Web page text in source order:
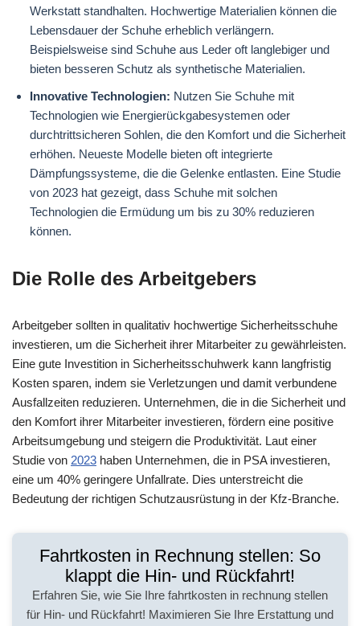
Werkstatt standhalten. Hochwertige Materialien können die
Lebensdauer der Schuhe erheblich verlängern.
Beispielsweise sind Schuhe aus Leder oft langlebiger und
bieten besseren Schutz als synthetische Materialien.
Innovative Technologien: Nutzen Sie Schuhe mit
Technologien wie Energierückgabesystemen oder
durchtrittsicheren Sohlen, die den Komfort und die Sicherheit
erhöhen. Neueste Modelle bieten oft integrierte
Dämpfungssysteme, die die Gelenke entlasten. Eine Studie
von 2023 hat gezeigt, dass Schuhe mit solchen
Technologien die Ermüdung um bis zu 30% reduzieren
können.
Die Rolle des Arbeitgebers
Arbeitgeber sollten in qualitativ hochwertige Sicherheitsschuhe
investieren, um die Sicherheit ihrer Mitarbeiter zu gewährleisten.
Eine gute Investition in Sicherheitsschuhwerk kann langfristig
Kosten sparen, indem sie Verletzungen und damit verbundene
Ausfallzeiten reduzieren. Unternehmen, die in die Sicherheit und
den Komfort ihrer Mitarbeiter investieren, fördern eine positive
Arbeitsumgebung und steigern die Produktivität. Laut einer
Studie von 2023 haben Unternehmen, die in PSA investieren,
eine um 40% geringere Unfallrate. Dies unterstreicht die
Bedeutung der richtigen Schutzausrüstung in der Kfz-Branche.
Fahrtkosten in Rechnung stellen: So
klappt die Hin- und Rückfahrt!
Erfahren Sie, wie Sie Ihre fahrtkosten in rechnung stellen
für Hin- und Rückfahrt! Maximieren Sie Ihre Erstattung und